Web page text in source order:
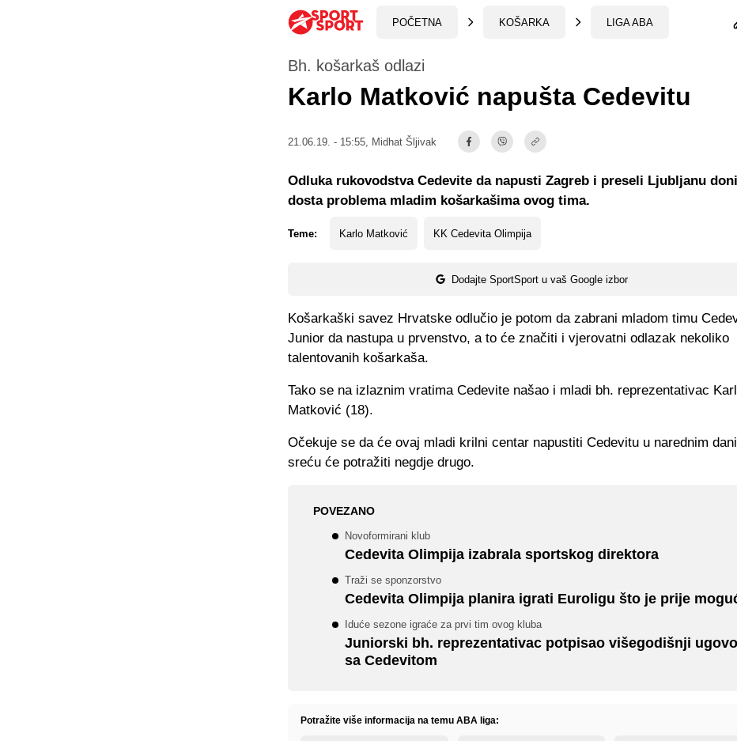
POČETNA KOŠARKA LIGA ABA
Bh. košarkaš odlazi
Karlo Matković napušta Cedevitu
21.06.19. - 15:55, Midhat Šljivak
Teme: Karlo Matković KK Cedevita Olimpija
Dodajte SportSport u vaš Google izbor
Odluka rukovodstva Cedevite da napusti Zagreb i preseli Ljubljanu
dosta problema mladim košarkašima ovog tima.
Košarkaški savez Hrvatske odlučio je potom da zabrani mladom timu
Junior da nastupa u prvenstvo, a to će značiti i vjerovatni odlazak nekoliko
talentovanih košarkaša.
Tako se na izlaznim vratima Cedevite našao i mladi bh. reprezentativac
Matković (18).
Očekuje se da će ovaj mladi krilni centar napustiti Cedevitu u narednim
sreću će potražiti negdje drugo.
POVEZANO
Novoformirani klub
Cedevita Olimpija izabrala sportskog direktora
Traži se sponzorstvo
Cedevita Olimpija planira igrati Euroligu što je prije
Iduće sezone igraće za prvi tim ovog kluba
Juniorski bh. reprezentativac potpisao višegodišnji
sa Cedevitom
Potražite više informacija na temu ABA liga: